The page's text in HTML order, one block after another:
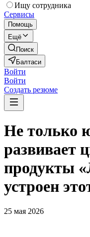
Ищу сотрудника
Сервисы
Помощь
Ещё
Поиск
Балтаси
Войти
Войти
Создать резюме
Не только
развивает
продукты
устроен
25 мая 2026